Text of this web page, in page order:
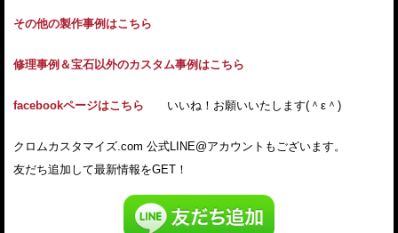
その他の製作事例はこちら
修理事例＆宝石以外のカスタム事例はこちら
facebookページはこちら いいね！お願いいたします(＾ε＾)
クロムカスタマイズ.com 公式LINE@アカウントもございます。
友だち追加して最新情報をGET！